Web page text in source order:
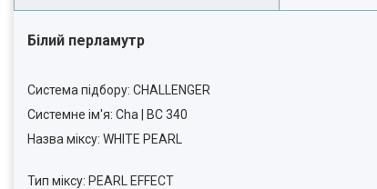
Білий перламутр
Система підбору: CHALLENGER
Системне ім'я: Cha | BC 340
Назва міксу: WHITE PEARL
Тип міксу: PEARL EFFECT